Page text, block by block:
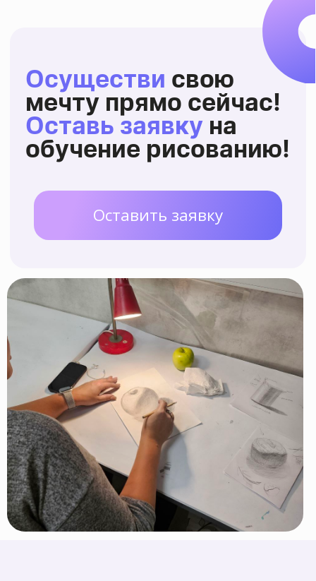
Уютная студия находится в 7
мин ходьбы от ст. м. Китай-
город
Наша художественная школа
имеетобразовательную
лицензию
продолжающуюавторскую
программу. Вы сможете
совершенствовать свои навыки!